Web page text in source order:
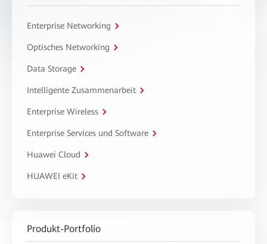
Enterprise Networking
Optisches Networking
Data Storage
Intelligente Zusammenarbeit
Enterprise Wireless
Enterprise Services und Software
Huawei Cloud
HUAWEI eKit
Produkt-Portfolio